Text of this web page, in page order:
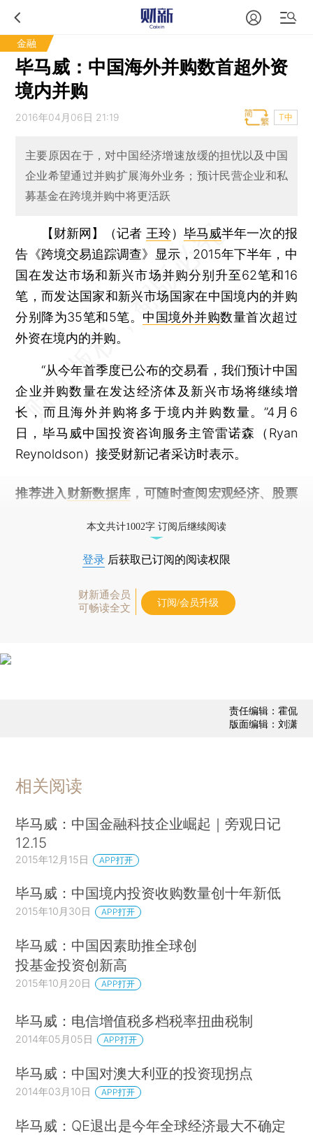
金融
毕马威：中国海外并购数首超外资
境内并购
2016年04月06日 21:19 T中
主要原因在于，对中国经济增速放缓的担忧以及中国
企业希望通过并购扩展海外业务；预计民营企业和私
募基金在跨境并购中将更活跃
【财新网】（记者 王玲） 毕马威半年一次的报
告《跨境交易追踪调查》显示，2015年下半年，中
国在发达市场和新兴市场并购分别升至62笔和16
笔，而发达国家和新兴市场国家在中国境内的并购
分别降为35笔和5笔。 中国境外并购数量首次超过
外资在境内的并购。
“从今年首季度已公布的交易看，我们预计中国
企业并购数量在发达经济体及新兴市场将继续增
长，而且海外并购将多于境内并购数量。”4月6
日，毕马威中国投资咨询服务主管雷诺森（Ryan
Reynoldson）接受财新记者采访时表示。
推荐进入 财新数据库 ，可随时查阅宏观经济、股票
本文共计1002字 订阅后继续阅读
登录 后获取已订阅的阅读权限
财新通会员
可畅读全文
订阅/会员升级
责任编辑：霍侃
版面编辑：刘潇
相关阅读
毕马威：中国金融科技企业崛起｜旁观日记
12.15
2015年12月15日 APP打开
毕马威：中国境内投资收购数量创十年新低
2015年10月30日 APP打开
毕马威：中国因素助推全球创
投基金投资创新高
2015年10月20日 APP打开
毕马威：电信增值税多档税率扭曲税制
2014年05月05日 APP打开
毕马威：中国对澳大利亚的投资现拐点
2014年03月10日 APP打开
毕马威：QE退出是今年全球经济最大不确定